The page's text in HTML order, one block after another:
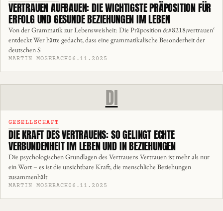
VERTRAUEN AUFBAUEN: DIE WICHTIGSTE PRÄPOSITION FÜR
ERFOLG UND GESUNDE BEZIEHUNGEN IM LEBEN
Von der Grammatik zur Lebensweisheit: Die Präposition &#8218;vertrauen‘
entdeckt Wer hätte gedacht, dass eine grammatikalische Besonderheit der
deutschen S
MARTIN MOSEBACH06.11.2025
DI
GESELLSCHAFT
DIE KRAFT DES VERTRAUENS: SO GELINGT ECHTE
VERBUNDENHEIT IM LEBEN UND IN BEZIEHUNGEN
Die psychologischen Grundlagen des Vertrauens Vertrauen ist mehr als nur
ein Wort – es ist die unsichtbare Kraft, die menschliche Beziehungen
zusammenhält
MARTIN MOSEBACH06.11.2025